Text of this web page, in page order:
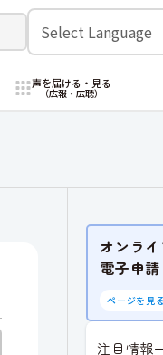
声を届ける・見る
（広報・広聴）
オンラ
電子申請
ページを見る
注目情報